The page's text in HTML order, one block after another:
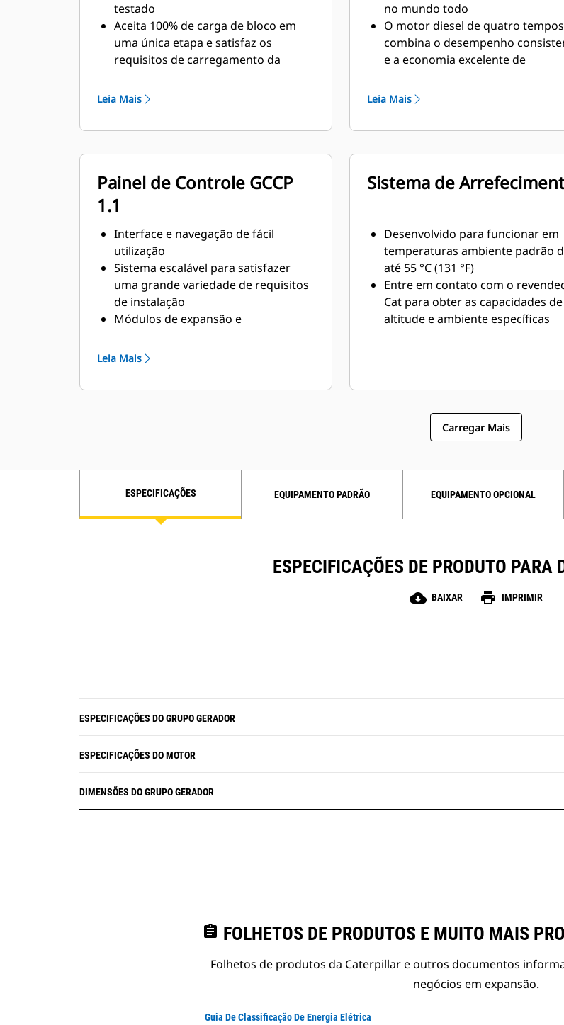
testado
Aceita 100% de carga de bloco em
uma única etapa e satisfaz os
requisitos de carregamento da
Em conformidade com os requisitos
transiente da norma ISO 8528-5
Leia Mais
no mundo todo
O motor diesel de quatro tempos
combina o desempenho
e a economia excelente de
Leia Mais
Painel de Controle GCCP
1.1
Interface e navegação de fácil
utilização
Sistema escalável para satisfazer
uma grande variedade de requisitos
de instalação
Módulos de expansão e
para requisitos específicos do cliente
Leia Mais
Sistema de
Desenvolvido para funcionar em
temperaturas ambiente padrão
até 55 °C (131 °F)
Entre em contato com o
Cat para obter as capacidades de
altitude e ambiente específicas
Carregar Mais
ESPECIFICAÇÕES EQUIPAMENTO PADRÃO EQUIPAMENTO OPCIONAL
ESPECIFICAÇÕES DE PRODUTO PARA
cloud_download BAIXAR print IMPRIMIR
ESPECIFICAÇÕES DO GRUPO GERADOR
ESPECIFICAÇÕES DO MOTOR
DIMENSÕES DO GRUPO GERADOR
assignment FOLHETOS DE PRODUTOS E MUITO MAIS
Folhetos de produtos da Caterpillar e outros documentos
negócios em expansão.
Guia De Classificação De Energia Elétrica